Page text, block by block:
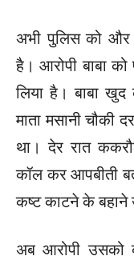
अभी पुलिस को और
है। आरोपी बाबा
लिया है। बाबा
माता मसानी चौकी
था। देर रात
कॉल कर आपबीती
कष्ट काटने के बहाने
अब आरोपी उसको